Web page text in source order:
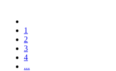
1
2
3
4
...